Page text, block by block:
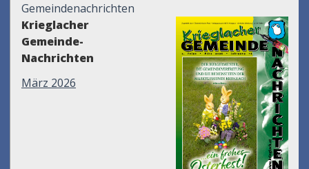
Gemeindenachrichten
Krieglacher
Gemeinde-
Nachrichten
März 2026